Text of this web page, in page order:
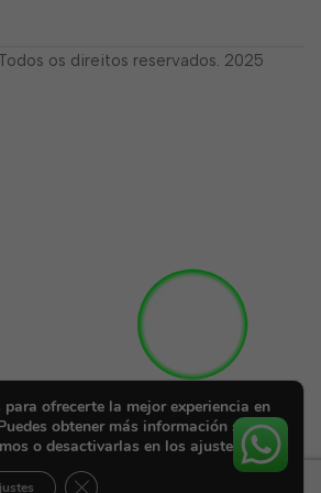
os direitos reservados. 2025
ofrecerte la mejor experiencia en
obtener más información sobre
o desactivarlas en los ajustes.
Cerrar el banner de cookies RGPD